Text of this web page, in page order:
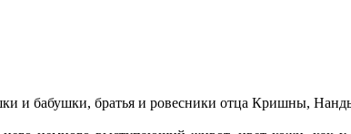
и бабушки, братья и ровесники отца Кришны,